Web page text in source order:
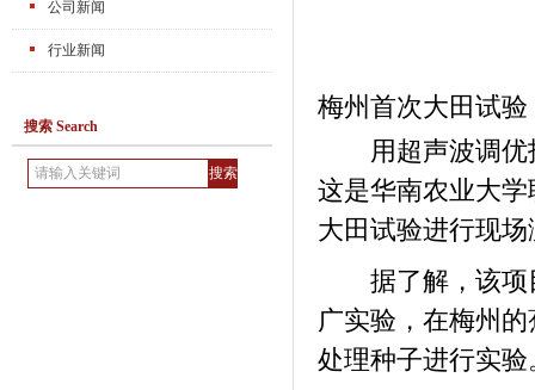
公司新闻
行业新闻
搜索 Search
梅州首次大田试
用超声波调优技
这是华南农业大
大田试验进行现
据了解，该项目
广实验，在梅州
处理种子进行实验